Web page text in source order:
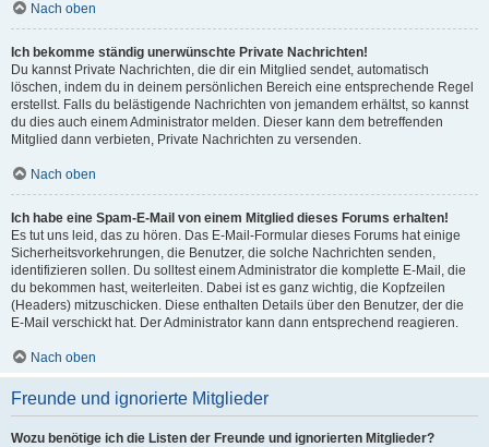
Nach oben
Ich bekomme ständig unerwünschte Private Nachrichten!
Du kannst Private Nachrichten, die dir ein Mitglied sendet, automatisch
löschen, indem du in deinem persönlichen Bereich eine entsprechende Regel
erstellst. Falls du belästigende Nachrichten von jemandem erhältst, so kannst
du dies auch einem Administrator melden. Dieser kann dem betreffenden
Mitglied dann verbieten, Private Nachrichten zu versenden.
Nach oben
Ich habe eine Spam-E-Mail von einem Mitglied dieses Forums erhalten!
Es tut uns leid, das zu hören. Das E-Mail-Formular dieses Forums hat einige
Sicherheitsvorkehrungen, die Benutzer, die solche Nachrichten senden,
identifizieren sollen. Du solltest einem Administrator die komplette E-Mail, die
du bekommen hast, weiterleiten. Dabei ist es ganz wichtig, die Kopfzeilen
(Headers) mitzuschicken. Diese enthalten Details über den Benutzer, der die
E-Mail verschickt hat. Der Administrator kann dann entsprechend reagieren.
Nach oben
Freunde und ignorierte Mitglieder
Wozu benötige ich die Listen der Freunde und ignorierten Mitglieder?